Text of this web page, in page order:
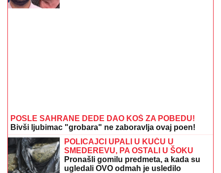
POSLE SAHRANE DEDE DAO KOŠ ZA POBEDU!
Bivši ljubimac "grobara" ne zaboravlja ovaj poen!
POLICAJCI UPALI U KUĆU U
SMEDEREVU, PA OSTALI U ŠOKU
Pronašli gomilu predmeta, a kada su
ugledali OVO odmah je usledilo